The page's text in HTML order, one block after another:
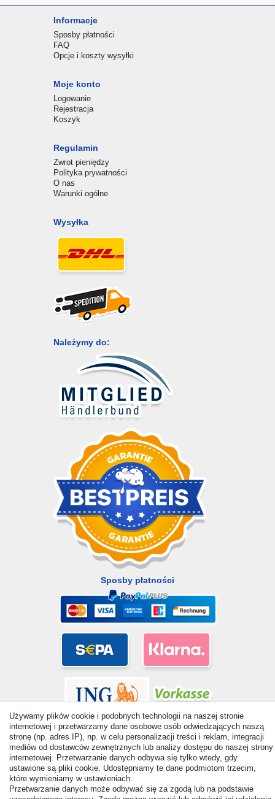
Informacje
Sposby płatności
FAQ
Opcje i koszty wysyłki
Moje konto
Logowanie
Rejestracja
Koszyk
Regulamin
Zwrot pieniędzy
Polityka prywatności
O nas
Warunki ogólne
Wysyłka
Należymy do:
Sposby płatności
© Copyright 2026 | Wszelkie prawa zastrzezone. - All rights
reserved. Prices incl. VAT. 19% VAT Basic prices see article detail
| * Applies to deliveries to the UK!
Używamy plików cookie i podobnych technologii na naszej stronie
internetowej i przetwarzamy dane osobowe osób odwiedzających naszą
stronę (np. adres IP), np. w celu personalizacji treści i reklam, integracji
mediów od dostawców zewnętrznych lub analizy dostępu do naszej strony
internetowej. Przetwarzanie danych odbywa się tylko wtedy, gdy
ustawione są pliki cookie. Udostępniamy te dane podmiotom trzecim,
które wymieniamy w ustawieniach.
Przetwarzanie danych może odbywać się za zgodą lub na podstawie